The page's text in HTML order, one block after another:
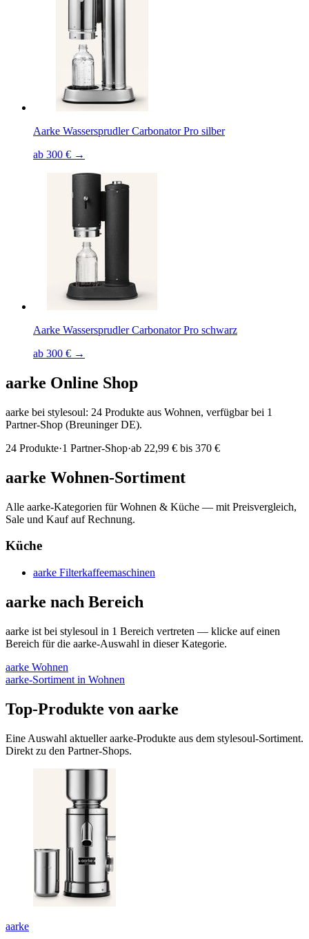
Aarke Wassersprudler Carbonator Pro silber
ab 300 € →
Aarke Wassersprudler Carbonator Pro schwarz
ab 300 € →
aarke Online Shop
aarke bei stylesoul: 24 Produkte aus Wohnen, verfügbar bei 1
Partner-Shop (Breuninger DE).
24 Produkte·1 Partner-Shop·ab 22,99 € bis 370 €
aarke Wohnen-Sortiment
Alle aarke-Kategorien für Wohnen & Küche — mit Preisvergleich,
Sale und Kauf auf Rechnung.
Küche
aarke Filterkaffeemaschinen
aarke nach Bereich
aarke ist bei stylesoul in 1 Bereich vertreten — klicke auf einen
Bereich für die aarke-Auswahl in dieser Kategorie.
aarke Wohnen
aarke-Sortiment in Wohnen
Top-Produkte von aarke
Eine Auswahl aktuelleraarke-Produkte aus dem stylesoul-Sortiment.
Direkt zu den Partner-Shops.
aarke